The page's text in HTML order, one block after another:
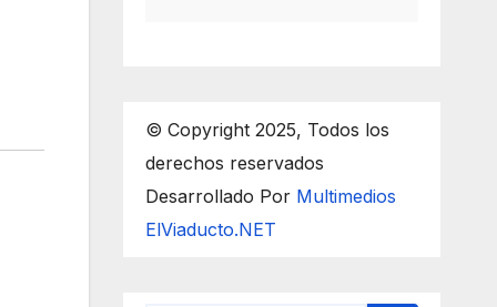
© Copyright 2025, Todos los
derechos reservados
Desarrollado Por Multimedios
ElViaducto.NET